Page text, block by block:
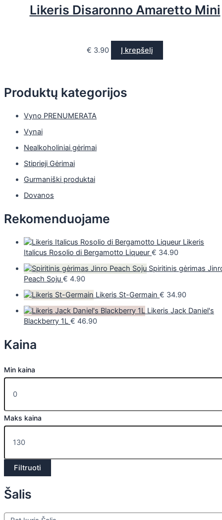
Produktų kategorijos
Vyno PRENUMERATA
Vynai
Nealkoholiniai gėrimai
Stiprieji Gėrimai
Gurmaniški produktai
Dovanos
Rekomenduojame
Likeris
Italicus Rosolio di Bergamotto Liqueur € 34.90
Spiritinis gėrimas
Peach Soju € 4.90
Likeris St-Germain € 34.90
Likeris Jack Daniel's
Blackberry 1L € 46.90
Kaina
Min kaina
Maks kaina
Filtruoti
Šalis
Likeris Disaronno Amaretto Mini
€ 3.90 Į krepšelį